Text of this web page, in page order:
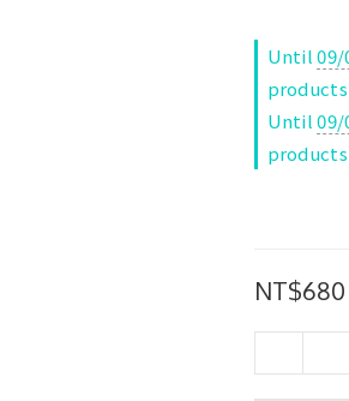
Until09/
products
Until09/
products
NT$680